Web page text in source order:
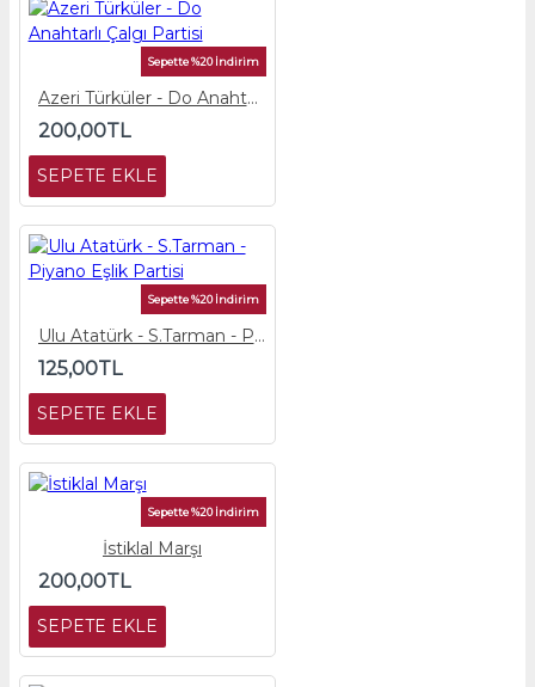
Sepette %20 İndirim
Azeri Türküler - Do Anahtarlı Çalgı Partisi
200,00TL
SEPETE EKLE
Sepette %20 İndirim
Ulu Atatürk - S.Tarman - Piyano Eşlik Partisi
125,00TL
SEPETE EKLE
Sepette %20 İndirim
İstiklal Marşı
200,00TL
SEPETE EKLE